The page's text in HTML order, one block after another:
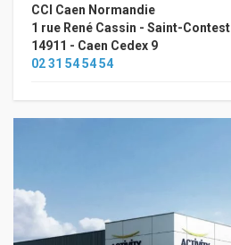
CCI Caen Normandie
1 rue René Cassin - Saint-Contest
14911 - Caen Cedex 9
02 31 54 54 54